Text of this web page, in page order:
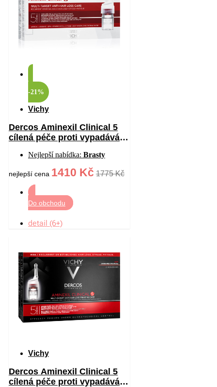
-21%
Vichy
Dercos Aminexil Clinical 5
cílená péče proti vypadávání
Nejlepší nabídka: Brasty
nejlepší cena 1410 Kč 1775 Kč
Do obchodu
detail (6+)
Vichy
Dercos Aminexil Clinical 5
cílená péče proti vypadávání